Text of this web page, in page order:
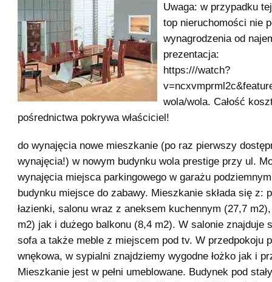
Uwaga: w przypadku
top nieruchomości nie
wynagrodzenia od
prezentacja:
https:///watch?
wola/wola. Całość
pośrednictwa pokrywa właściciel!
do wynajęcia nowe mieszkanie (po raz pierwszy
wynajęcia!) w nowym budynku wola prestige przy ul.
wynajęcia miejsca parkingowego w garażu
budynku miejsce do zabawy. Mieszkanie składa się z:
łazienki, salonu wraz z aneksem kuchennym (27,7
m2) jak i dużego balkonu (8,4 m2). W salonie znajduje
sofa a także meble z miejscem pod tv. W przedpokoju
wnękowa, w sypialni znajdziemy wygodne łożko jak i
Mieszkanie jest w pełni umeblowane. Budynek pod